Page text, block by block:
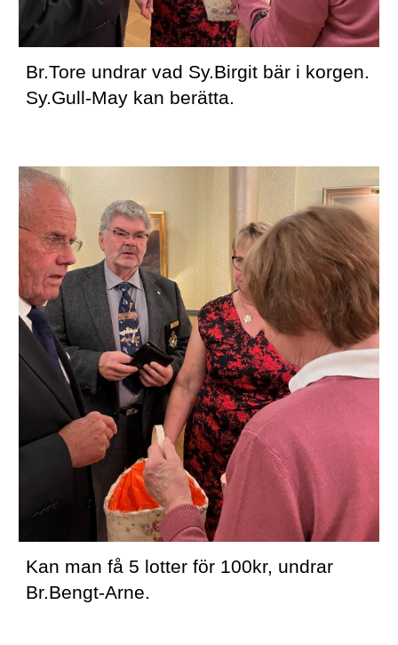
Br.Tore undrar vad Sy.Birgit bär i korgen.
Sy.Gull-May kan berätta.
Kan man få 5 lotter för 100kr, undrar
Br.Bengt-Arne.